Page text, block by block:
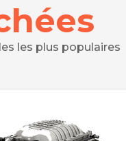
les plus populaires